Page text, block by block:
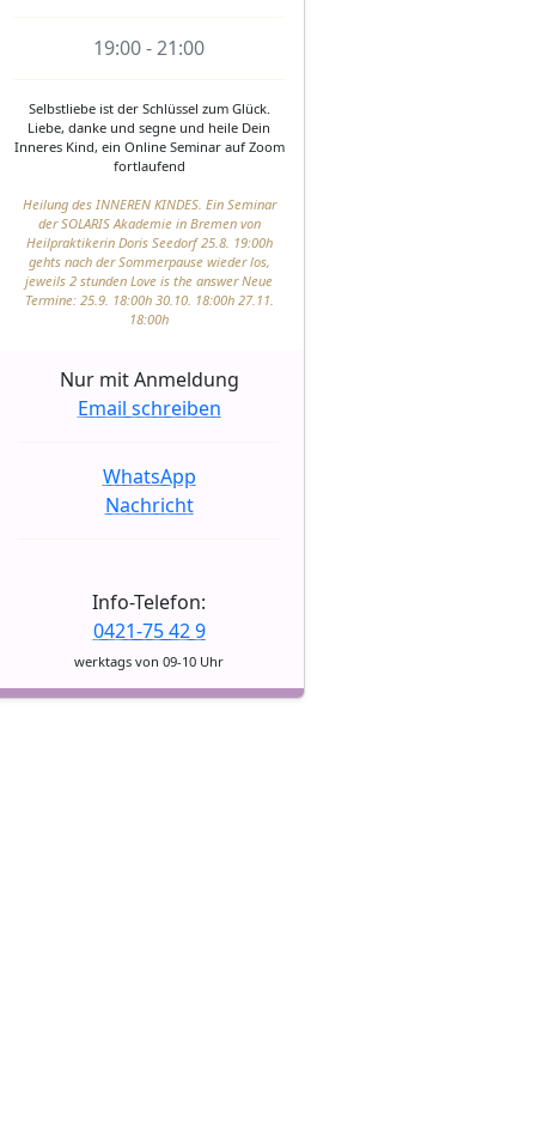
19:00 - 21:00
Selbstliebe ist der Schlüssel zum Glück.
Liebe, danke und segne und heile Dein
Inneres Kind, ein Online Seminar auf Zoom
fortlaufend
Heilung des INNEREN KINDES. Ein Seminar
der SOLARIS Akademie in Bremen von
Heilpraktikerin Doris Seedorf 25.8. 19:00h
gehts nach der Sommerpause wieder los,
jeweils 2 stunden Love is the answer Neue
Termine: 25.9. 18:00h 30.10. 18:00h 27.11.
18:00h
Nur mit Anmeldung
Email schreiben
WhatsApp
Nachricht
Info-Telefon:
0421-75 42 9
werktags von 09-10 Uhr